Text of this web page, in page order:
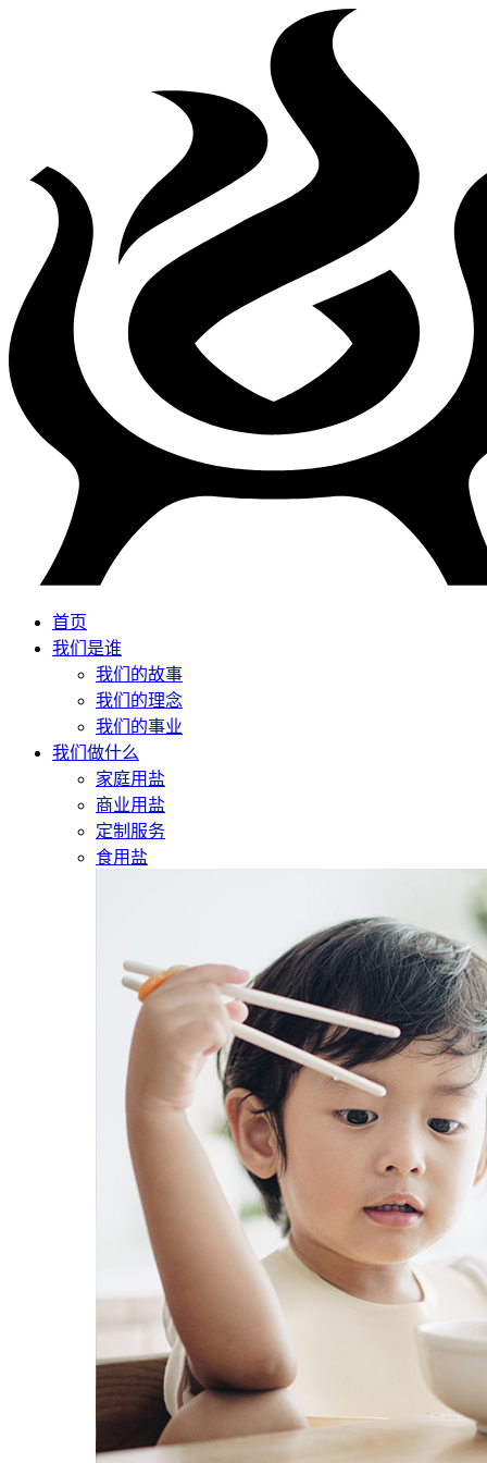
首页
我们是谁
我们的故事
我们的理念
我们的事业
我们做什么
家庭用盐
商业用盐
定制服务
食用盐